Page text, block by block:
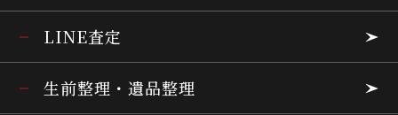
LINE査定
生前整理・遺品整理